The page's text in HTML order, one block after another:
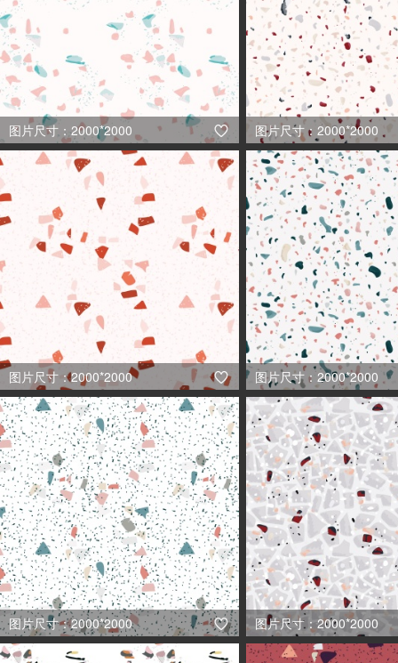
图片尺寸：2000*2000  图片尺寸：2000*2000
图片尺寸：2000*2000  图片尺寸：2000*2000
图片尺寸：2000*2000  图片尺寸：2000*2000